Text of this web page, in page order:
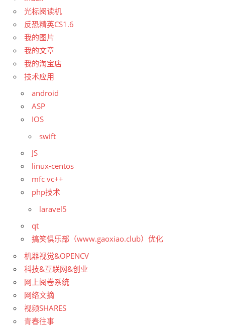
光标阅读机
反恐精英CS1.6
我的图片
我的文章
我的淘宝店
技术应用
android
ASP
IOS
swift
JS
linux-centos
mfc vc++
php技术
laravel5
qt
搞笑俱乐部（www.gaoxiao.club）优化
机器视觉&OPENCV
科技&互联网&创业
网上阅卷系统
网络文摘
视频SHARES
青春往事